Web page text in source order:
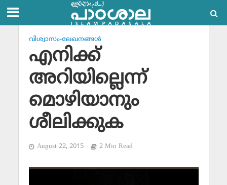
വിശ്വാസം-ലേഖനങ്ങള്‍
എനിക്ക്
അറിയില്ലെന്ന്
മൊഴിയാനും
ശീലിക്കുക
August 22, 2015 2 Min Read